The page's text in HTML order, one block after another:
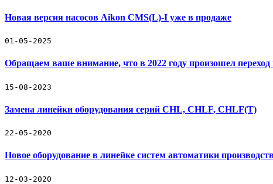
Новая версия насосов Aikon CMS(L)-I уже в продаже
01-05-2025
Обращаем ваше внимание, что в 2022 году произошел
15-08-2023
Замена линейки оборудования серий CHL, CHLF, CHLF(T)
22-05-2020
Новое оборудование в линейке систем автоматики
12-03-2020